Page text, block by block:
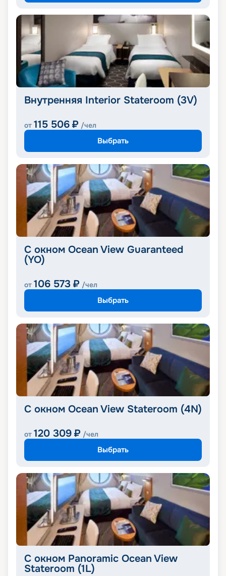
Внутренняя Interior Stateroom (3V)
от 115 506 ₽ /чел
Выбрать
С окном Ocean View Guaranteed
(YO)
от 106 573 ₽ /чел
Выбрать
С окном Ocean View Stateroom (4N)
от 120 309 ₽ /чел
Выбрать
С окном Panoramic Ocean View
Stateroom (1L)